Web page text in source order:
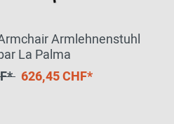
Armlehnenstuhl
La Palma
626,45 CHF*